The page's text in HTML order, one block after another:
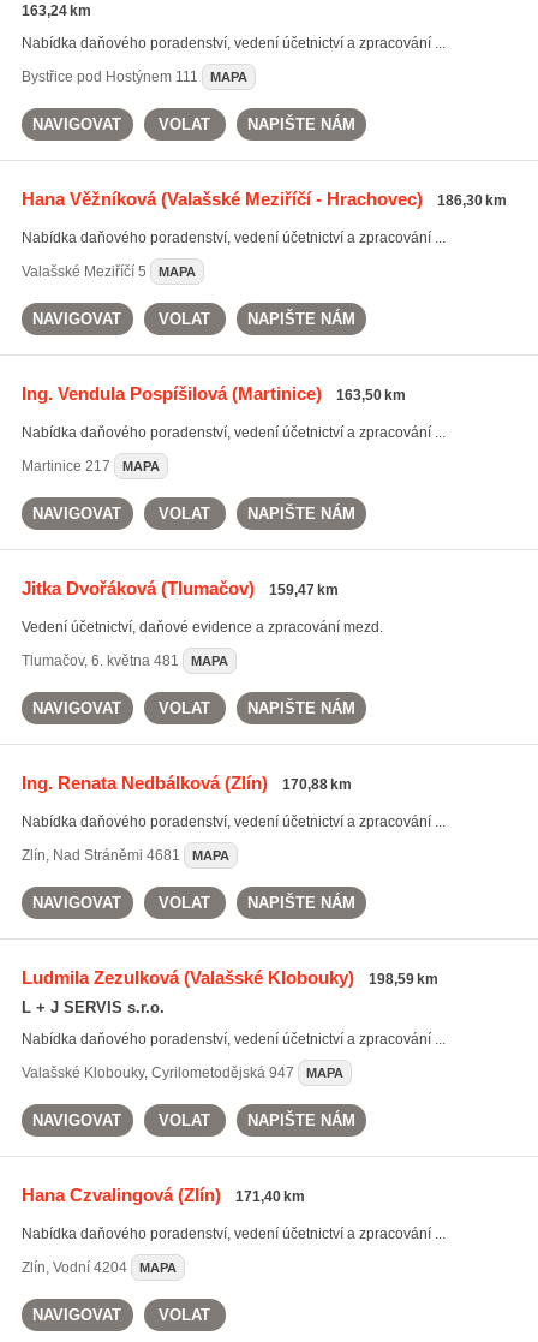
163,24 km
Nabídka daňového poradenství, vedení účetnictví a zpracování ...
Bystřice pod Hostýnem111 MAPA
NAVIGOVAT VOLAT NAPIŠTE NÁM
Hana Věžníková(Valašské Meziříčí - Hrachovec) 186,30 km
Nabídka daňového poradenství, vedení účetnictví a zpracování ...
Valašské Meziříčí5 MAPA
NAVIGOVAT VOLAT NAPIŠTE NÁM
Ing. Vendula Pospíšilová(Martinice) 163,50 km
Nabídka daňového poradenství, vedení účetnictví a zpracování ...
Martinice 217 MAPA
NAVIGOVAT VOLAT NAPIŠTE NÁM
Jitka Dvořáková(Tlumačov) 159,47 km
Vedení účetnictví, daňové evidence a zpracování mezd.
Tlumačov, 6. května 481 MAPA
NAVIGOVAT VOLAT NAPIŠTE NÁM
Ing. Renata Nedbálková(Zlín) 170,88 km
Nabídka daňového poradenství, vedení účetnictví a zpracování ...
Zlín, Nad Stráněmi 4681 MAPA
NAVIGOVAT VOLAT NAPIŠTE NÁM
Ludmila Zezulková(Valašské Klobouky) 198,59 km
L + J SERVIS s.r.o.
Nabídka daňového poradenství, vedení účetnictví a zpracování ...
Valašské Klobouky, Cyrilometodějská 947 MAPA
NAVIGOVAT VOLAT NAPIŠTE NÁM
Hana Czvalingová(Zlín) 171,40 km
Nabídka daňového poradenství, vedení účetnictví a zpracování ...
Zlín, Vodní 4204 MAPA
NAVIGOVAT VOLAT